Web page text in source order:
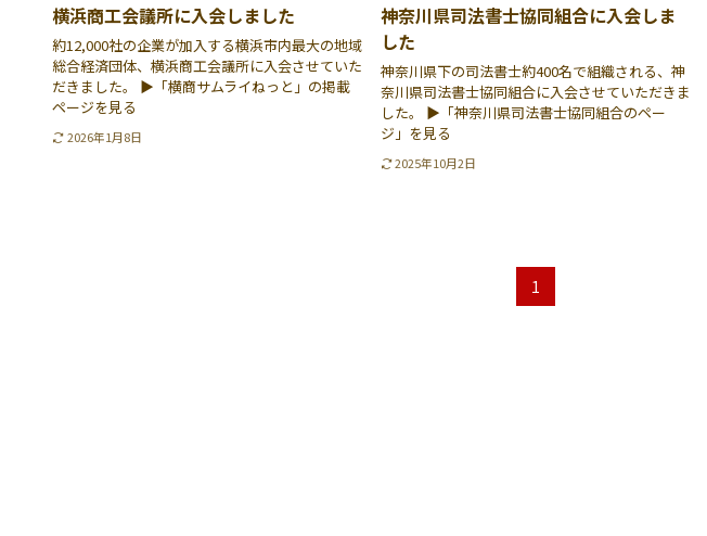
横浜商工会議所に入会しました
約12,000社の企業が加入する横浜市内最大の地域
総合経済団体、横浜商工会議所に入会させていた
だきました。 ▶「横商サムライねっと」の掲載
ページを見る
2026年1月8日
神奈川県司法書士協同組合に入会しま
した
神奈川県下の司法書士約400名で組織される、神
奈川県司法書士協同組合に入会させていただきま
した。 ▶「神奈川県司法書士協同組合のペー
ジ」を見る
2025年10月2日
1